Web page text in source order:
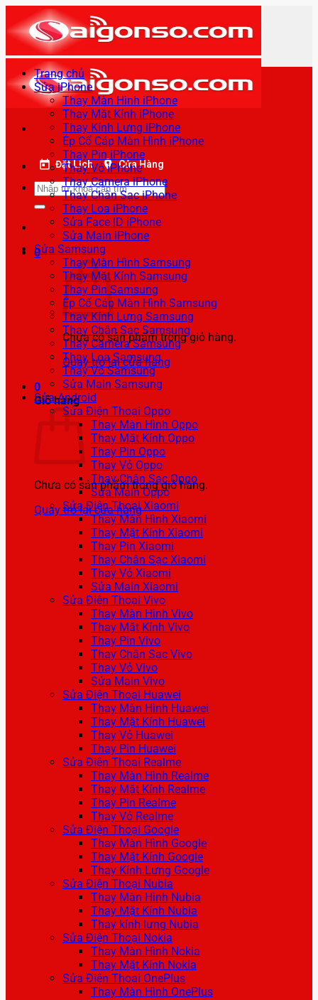
qua
nội
dung
Đặt Lịch Cửa Hàng
Tìm
kiếm:
0
Chưa có sản phẩm trong giỏ hàng.
Quay trở lại cửa hàng
0
Giỏ hàng
Chưa có sản phẩm trong giỏ hàng.
Quay trở lại cửa hàng
Trang chủ
Sửa iPhone
Thay Màn Hình iPhone
Thay Mặt Kính iPhone
Thay Kính Lưng iPhone
Ép Cổ Cáp Màn Hình iPhone
Thay Pin iPhone
Thay Vỏ iPhone
Thay Camera iPhone
Thay Chân Sạc iPhone
Thay Loa iPhone
Sửa Face ID iPhone
Sửa Main iPhone
Sửa Samsung
Thay Màn Hình Samsung
Thay Mặt Kính Samsung
Thay Pin Samsung
Ép Cổ Cáp Màn Hình Samsung
Thay Kính Lưng Samsung
Thay Chân Sạc Samsung
Thay Camera Samsung
Thay Loa Samsung
Thay Vỏ Samsung
Sửa Main Samsung
Sửa Android
Sửa Điện Thoại Oppo
Thay Màn Hình Oppo
Thay Mặt Kính Oppo
Thay Pin Oppo
Thay Vỏ Oppo
Thay Chân Sạc Oppo
Sửa Main Oppo
Sửa Điện Thoại Xiaomi
Thay Màn Hình Xiaomi
Thay Mặt Kính Xiaomi
Thay Pin Xiaomi
Thay Chân Sạc Xiaomi
Thay Vỏ Xiaomi
Sửa Main Xiaomi
Sửa Điện Thoại Vivo
Thay Màn Hình Vivo
Thay Mặt Kính Vivo
Thay Pin Vivo
Thay Chân Sạc Vivo
Thay Vỏ Vivo
Sửa Main Vivo
Sửa Điện Thoại Huawei
Thay Màn Hình Huawei
Thay Mặt Kính Huawei
Thay Vỏ Huawei
Thay Pin Huawei
Sửa Điện Thoại Realme
Thay Màn Hình Realme
Thay Mặt Kính Realme
Thay Pin Realme
Thay Vỏ Realme
Sửa Điện Thoại Google
Thay Màn Hình Google
Thay Mặt Kính Google
Thay Kính Lưng Google
Sửa Điện Thoại Nubia
Thay Màn Hình Nubia
Thay Mặt Kính Nubia
Thay kính lưng Nubia
Sửa Điện Thoại Nokia
Thay Màn Hình Nokia
Thay Mặt Kính Nokia
Sửa Điện Thoại OnePlus
Thay Màn Hình OnePlus